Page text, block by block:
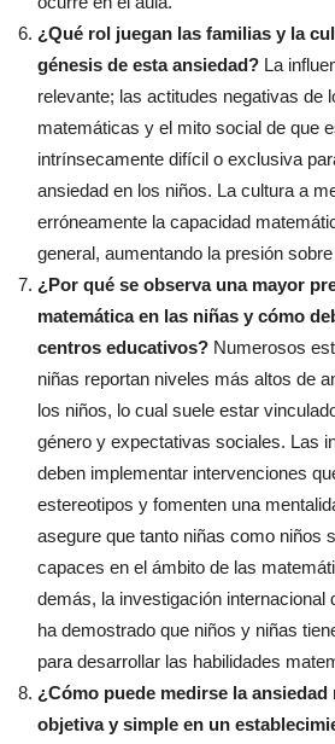
¿Qué rol juegan las familias y la
génesis de esta ansiedad? La
relevante; las actitudes negativas de
matemáticas y el mito social de que
intrínsecamente difícil o exclusiva
ansiedad en los niños. La cultura a
erróneamente la capacidad
general, aumentando la presión
¿Por qué se observa una mayor
matemática en las niñas y cómo
centros educativos? Numerosos
niñas reportan niveles más altos de
los niños, lo cual suele estar
género y expectativas sociales. Las
deben implementar intervenciones
estereotipos y fomenten una
asegure que tanto niñas como niños
capaces en el ámbito de las
demás, la investigación internacional
ha demostrado que niños y niñas
para desarrollar las habilidades
¿Cómo puede medirse la
objetiva y simple en un